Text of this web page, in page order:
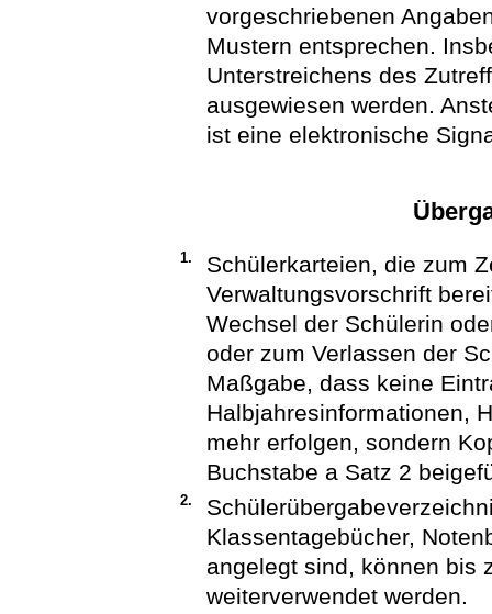
vorgeschriebenen
Mustern entsprechen.
Unterstreichens des
ausgewiesen werden.
ist eine elektronische
1.
Schülerkarteien, die zum
Verwaltungsvorschrift
Wechsel der Schülerin
oder zum Verlassen der
Maßgabe, dass keine
Halbjahresinformationen,
mehr erfolgen, sondern
Buchstabe a Satz 2
2.
Klassentagebücher,
angelegt sind, können bis
weiterverwendet werden.